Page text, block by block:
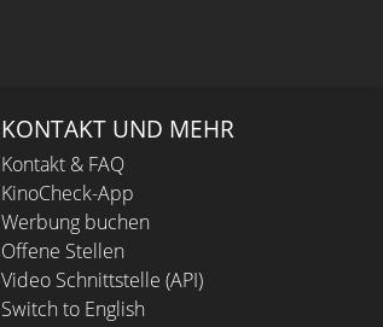
KONTAKT UND MEHR
Kontakt & FAQ
KinoCheck-App
Werbung buchen
Offene Stellen
Video Schnittstelle (API)
Switch to English